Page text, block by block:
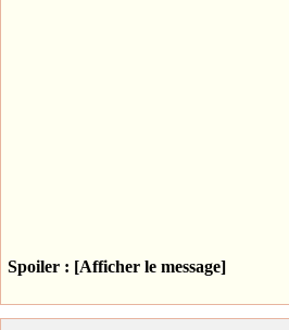
Spoiler : [Afficher le message]